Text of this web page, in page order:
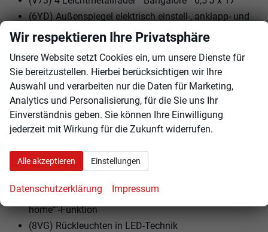
(6YD) Außenspiegel elektrisch einstell-, anklapp- und
beheizbar, mit Beifahrerspiegelabsenkung
(3GD) Gepäckraumboden in 2 Höhen einstellbar, für
ebene Ladefläche
(ZBB) Infotainment-Paket ""Ready 2 Discover""
(PLA) Licht-und-Sicht-Paket inkl. ""Light Assist""
(PWF) Reserverad gewichts- und platzsparend
(3S2) Dachreling schwarz
Tagfahrlicht sowie ""Coming home""- und ""Leaving
home""-Funktion
(8VG) Rückleuchten in LED-Technik
Wir respektieren Ihre Privatsphäre
Unsere Website setzt Cookies ein, um unsere Dienste für
Sie bereitzustellen. Hierbei berücksichtigen wir Ihre
Auswahl und verarbeiten nur die Daten für Marketing,
Analytics und Personalisierung, für die Sie uns Ihr
Einverständnis geben. Sie können Ihre Einwilligung
jederzeit mit Wirkung für die Zukunft widerrufen.
Alle akzeptieren Einstellungen
Datenschutzerklärung Impressum